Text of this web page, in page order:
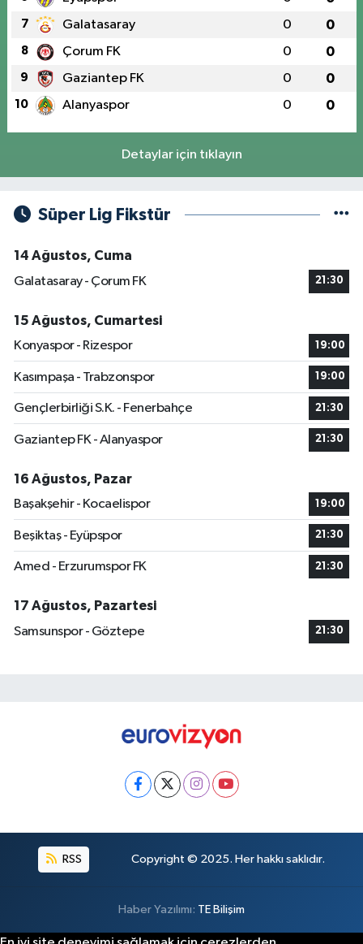
7 Galatasaray 0 0
8 Çorum FK 0 0
9 Gaziantep FK 0 0
10 Alanyaspor 0 0
Detaylar için tıklayın
Süper Lig Fikstür
14 Ağustos, Cuma
Galatasaray - Çorum FK
21:30
15 Ağustos, Cumartesi
Konyaspor - Rizespor
19:00
Kasımpaşa - Trabzonspor 19:00
Gençlerbirliği S.K. - Fenerbahçe 21:30
Gaziantep FK - Alanyaspor 21:30
16 Ağustos, Pazar
Başakşehir - Kocaelispor
19:00
Beşiktaş - Eyüpspor 21:30
Amed - Erzurumspor FK 21:30
17 Ağustos, Pazartesi
Samsunspor - Göztepe
21:30
RSS Copyright © 2025. Her hakkı saklıdır.
Haber Yazılımı: TE Bilişim